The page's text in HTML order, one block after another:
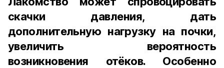
скачки давления, дать
дополнительную нагрузку на почки,
увеличить вероятность
возникновения отёков. Особенно